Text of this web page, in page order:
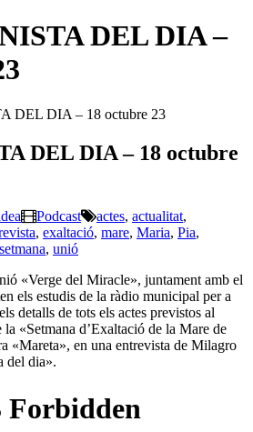
DEL DIA –
DEL DIA – 18 octubre 23
DEL DIA – 18 octubre
Podcast actes, actualitat,
, exaltació, mare, Maria, Pia,
setmana, unió
«Verge del Miracle», juntament amb el
els estudis de la ràdio municipal per a
detalls de tots els actes previstos al
«Setmana d’Exaltació de la Mare de
«Mareta», en una entrevista de Milagro
del dia».